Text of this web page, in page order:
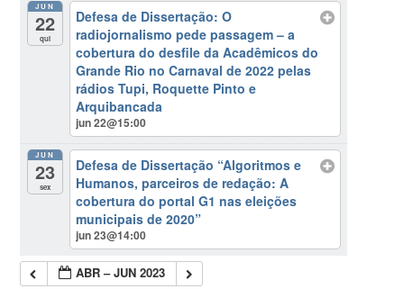
JUN
22
qui
Defesa de Dissertação: O
radiojornalismo pede passagem – a
cobertura do desfile da Acadêmicos do
Grande Rio no Carnaval de 2022 pelas
rádios Tupi, Roquette Pinto e
Arquibancada
jun 22@15:00
JUN
23
sex
Defesa de Dissertação “Algoritmos e
Humanos, parceiros de redação: A
cobertura do portal G1 nas eleições
municipais de 2020”
jun 23@14:00
ABR – JUN 2023